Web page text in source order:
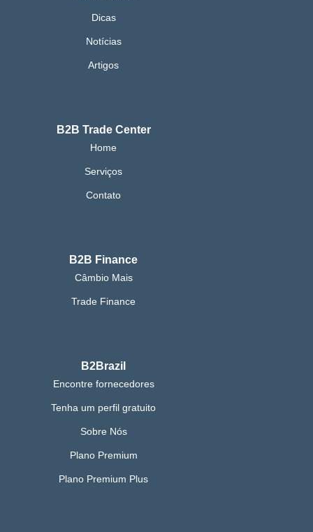
Dicas
Notícias
Artigos
B2B Trade Center
Home
Serviços
Contato
B2B Finance
Câmbio Mais
Trade Finance
B2Brazil
Encontre fornecedores
Tenha um perfil gratuito
Sobre Nós
Plano Premium
Plano Premium Plus